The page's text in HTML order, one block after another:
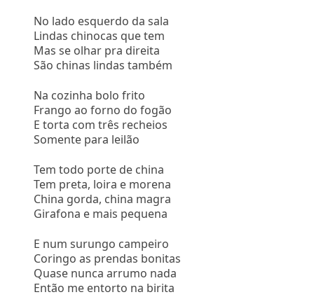
No lado esquerdo da sala
Lindas chinocas que tem
Mas se olhar pra direita
São chinas lindas também
Na cozinha bolo frito
Frango ao forno do fogão
E torta com três recheios
Somente para leilão
Tem todo porte de china
Tem preta, loira e morena
China gorda, china magra
Girafona e mais pequena
E num surungo campeiro
Coringo as prendas bonitas
Quase nunca arrumo nada
Então me entorto na birita